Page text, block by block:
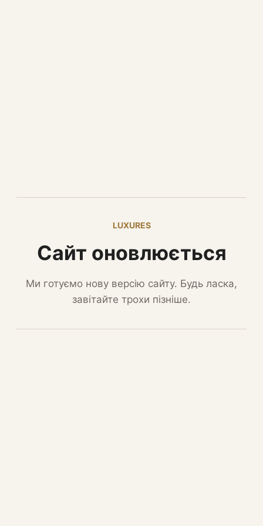
LUXURES
Сайт оновлюється
Ми готуємо нову версію сайту. Будь ласка,
завітайте трохи пізніше.